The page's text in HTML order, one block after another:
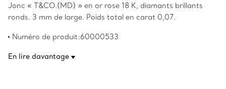
Jonc « T&CO.(MD) » en or rose 18 K, diamants brillants
ronds. 3 mm de large. Poids total en carat 0,07.
Numéro de produit:60000533
En lire davantage